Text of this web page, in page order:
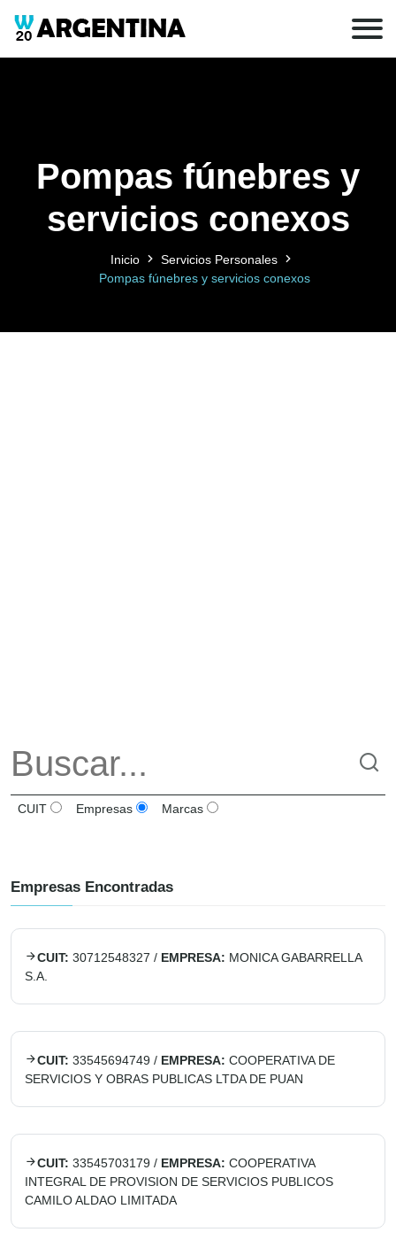
Pompas fúnebres y
servicios conexos
Inicio
Servicios Personales
Pompas fúnebres y servicios conexos
CUIT Empresas Marcas
Empresas Encontradas
CUIT: 30712548327 / EMPRESA: MONICA GABARRELLA
S.A.
CUIT: 33545694749 / EMPRESA: COOPERATIVA DE
SERVICIOS Y OBRAS PUBLICAS LTDA DE PUAN
CUIT: 33545703179 / EMPRESA: COOPERATIVA
INTEGRAL DE PROVISION DE SERVICIOS PUBLICOS
CAMILO ALDAO LIMITADA